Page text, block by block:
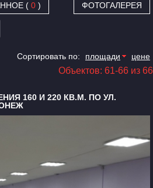
( 0 ) ФОТОГАЛЕРЕЯ
Сортировать по: площади цене
Объектов: 61-66 из 66
160 И 220 КВ.М. ПО УЛ.